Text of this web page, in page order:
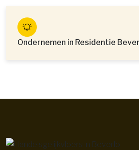
Ondernemen in Residentie